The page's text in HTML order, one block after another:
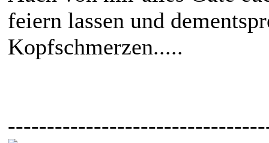
feiern lassen und
Kopfschmerzen.....